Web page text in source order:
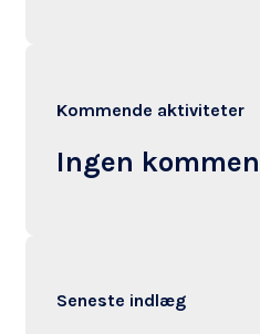
Kommende aktiviteter
Ingen
Seneste indlæg